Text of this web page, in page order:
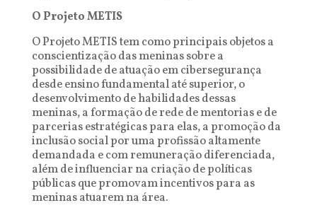
O Projeto METIS
O Projeto METIS tem como principais objetos a
conscientização das meninas sobre a
possibilidade de atuação em cibersegurança
desde ensino fundamental até superior, o
desenvolvimento de habilidades dessas
meninas, a formação de rede de mentorias e de
parcerias estratégicas para elas, a promoção da
inclusão social por uma profissão altamente
demandada e com remuneração diferenciada,
além de influenciar na criação de políticas
públicas que promovam incentivos para as
meninas atuarem na área.